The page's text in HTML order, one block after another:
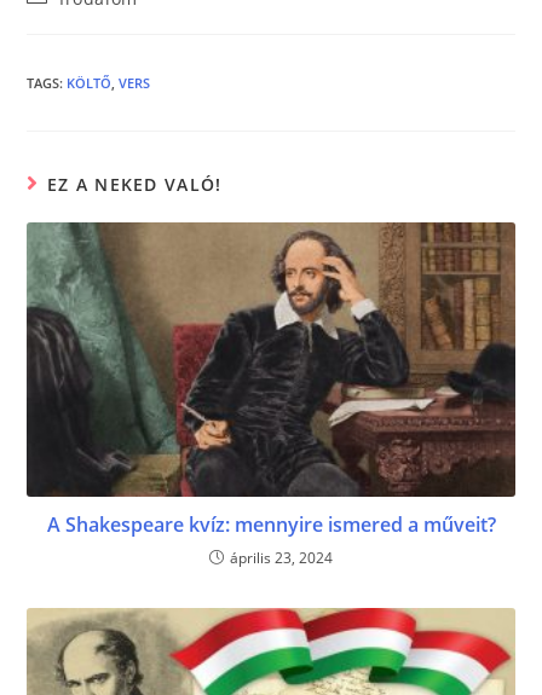
c
b
o
k
itt
er
TAGS: KÖLTŐ, VERS
EZ A NEKED VALÓ!
A Shakespeare kvíz: mennyire ismered a műveit?
április 23, 2024